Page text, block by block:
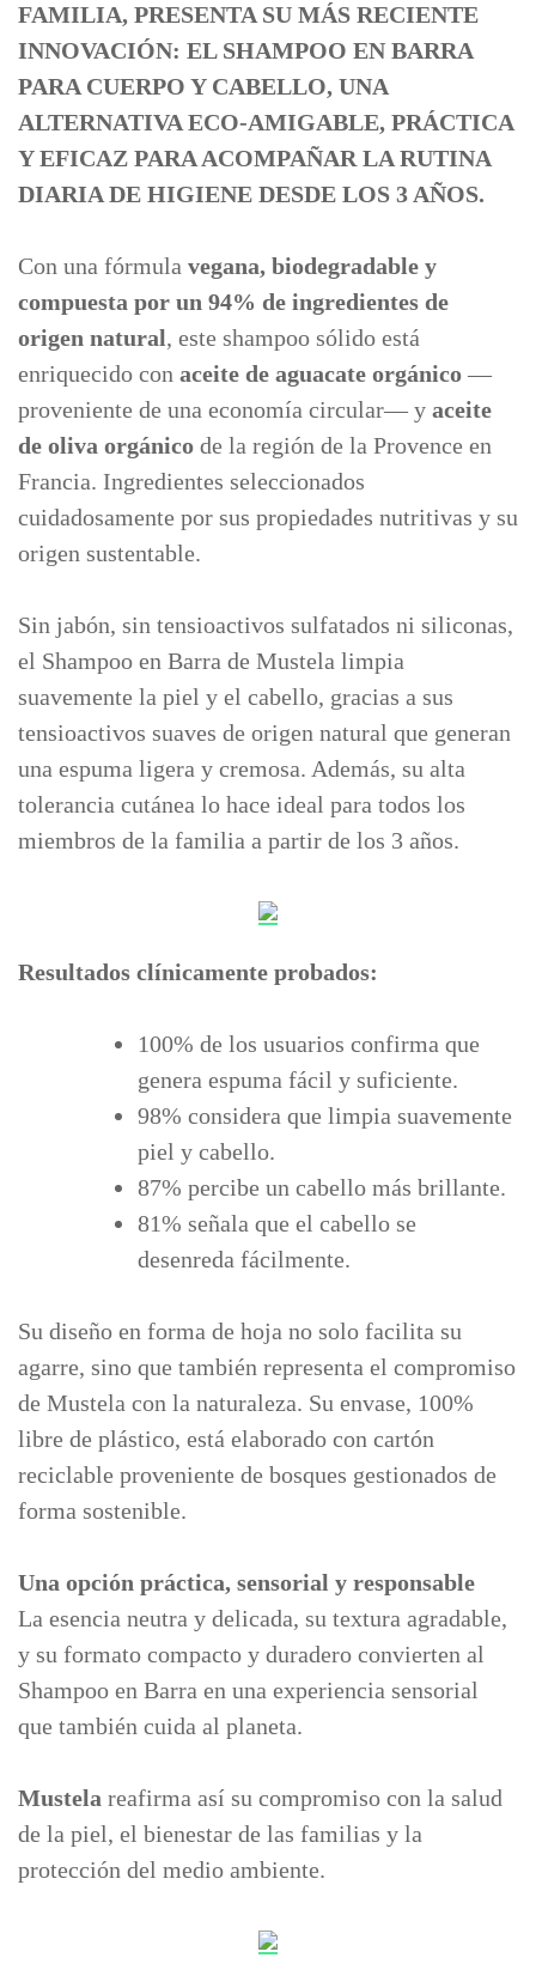
FAMILIA, PRESENTA SU MÁS RECIENTE
INNOVACIÓN: EL SHAMPOO EN BARRA
PARA CUERPO Y CABELLO, UNA
ALTERNATIVA ECO-AMIGABLE, PRÁCTICA
Y EFICAZ PARA ACOMPAÑAR LA RUTINA
DIARIA DE HIGIENE DESDE LOS 3 AÑOS.
Con una fórmula vegana, biodegradable y
compuesta por un 94% de ingredientes de
origen natural, este shampoo sólido está
enriquecido con aceite de aguacate orgánico —
proveniente de una economía circular— y aceite
de oliva orgánico de la región de la Provence en
Francia. Ingredientes seleccionados
cuidadosamente por sus propiedades nutritivas y su
origen sustentable.
Sin jabón, sin tensioactivos sulfatados ni siliconas,
el Shampoo en Barra de Mustela limpia
suavemente la piel y el cabello, gracias a sus
tensioactivos suaves de origen natural que generan
una espuma ligera y cremosa. Además, su alta
tolerancia cutánea lo hace ideal para todos los
miembros de la familia a partir de los 3 años.
Resultados clínicamente probados:
100% de los usuarios confirma que
genera espuma fácil y suficiente.
98% considera que limpia suavemente
piel y cabello.
87% percibe un cabello más brillante.
81% señala que el cabello se
desenreda fácilmente.
Su diseño en forma de hoja no solo facilita su
agarre, sino que también representa el compromiso
de Mustela con la naturaleza. Su envase, 100%
libre de plástico, está elaborado con cartón
reciclable proveniente de bosques gestionados de
forma sostenible.
Una opción práctica, sensorial y responsable
La esencia neutra y delicada, su textura agradable,
y su formato compacto y duradero convierten al
Shampoo en Barra en una experiencia sensorial
que también cuida al planeta.
Mustela reafirma así su compromiso con la salud
de la piel, el bienestar de las familias y la
protección del medio ambiente.